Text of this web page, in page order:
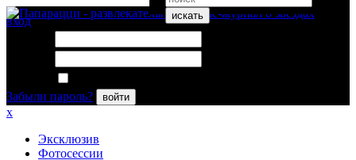
искать
вход
Забыли пароль?
войти
x
Эксклюзив
Фотосессии